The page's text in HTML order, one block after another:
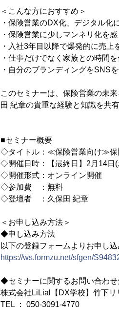
＜こんな方におすすめ＞
・保険営業のDX化、デジタル化
・保険営業に少しマンネリ化を
・入社3年目以降で爆発的に売上
・仕事だけでなく家族との時間
・自分のブランディングをSNS
このセミナーは、保険営業の未
田 紀章の貴重な経験と知識を共
■セミナー概要
◇タイトル：≪保険営業向け≫保
◇開催日時：【最終日】2月14日(
◇開催形式：オンライン開催
◇参加費 ：無料
◇登壇者 ：久保田 紀章
＜お申し込み方法＞
◆申し込み方法
以下の登録フォームよりお申し込
https://ws.formzu.net/sfgen/
◆セミナーに関するお問い合わ
株式会社LiLial【DX学校】竹下リ
TEL ： 050-3091-4770